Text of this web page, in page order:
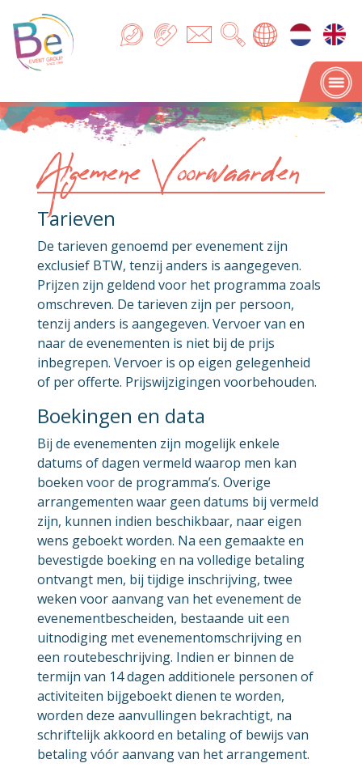
Algemene Voorwaarden
Tarieven
De tarieven genoemd per evenement zijn
exclusief BTW, tenzij anders is aangegeven.
Prijzen zijn geldend voor het programma zoals
omschreven. De tarieven zijn per persoon,
tenzij anders is aangegeven. Vervoer van en
naar de evenementen is niet bij de prijs
inbegrepen. Vervoer is op eigen gelegenheid
of per offerte. Prijswijzigingen voorbehouden.
Boekingen en data
Bij de evenementen zijn mogelijk enkele
datums of dagen vermeld waarop men kan
boeken voor de programma’s. Overige
arrangementen waar geen datums bij vermeld
zijn, kunnen indien beschikbaar, naar eigen
wens geboekt worden. Na een gemaakte en
bevestigde boeking en na volledige betaling
ontvangt men, bij tijdige inschrijving, twee
weken voor aanvang van het evenement de
evenementbescheiden, bestaande uit een
uitnodiging met evenementomschrijving en
een routebeschrijving. Indien er binnen de
termijn van 14 dagen additionele personen of
activiteiten bijgeboekt dienen te worden,
worden deze aanvullingen bekrachtigt, na
schriftelijk akkoord en betaling of bewijs van
betaling vóór aanvang van het arrangement.